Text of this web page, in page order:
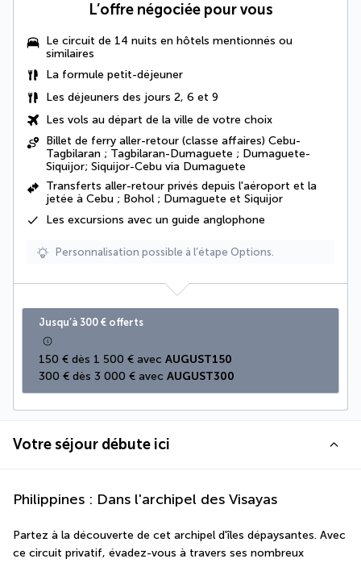
L’offre négociée pour vous
Le circuit de 14 nuits en hôtels mentionnés ou
similaires
La formule petit-déjeuner
Les déjeuners des jours 2, 6 et 9
Les vols au départ de la ville de votre choix
Billet de ferry aller-retour (classe affaires) Cebu-
Tagbilaran ; Tagbilaran-Dumaguete ; Dumaguete-
Siquijor; Siquijor-Cebu via Dumaguete
Transferts aller-retour privés depuis l'aéroport et la
jetée à Cebu ; Bohol ; Dumaguete et Siquijor
Les excursions avec un guide anglophone
Personnalisation possible à l’étape Options.
Jusqu’à 300 € offerts
150 € dès 1 500 € avec AUGUST150
300 € dès 3 000 € avec AUGUST300
Votre séjour débute ici
Philippines : Dans l'archipel des Visayas
Partez à la découverte de cet archipel d'îles dépaysantes. Avec
ce circuit privatif, évadez-vous à travers ses nombreux